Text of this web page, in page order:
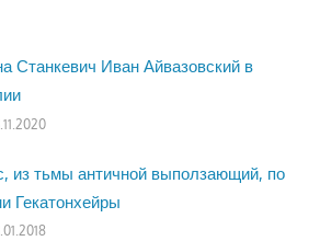
Станкевич Иван Айвазовский в
из тьмы античной выползающий, по
Гекатонхейры